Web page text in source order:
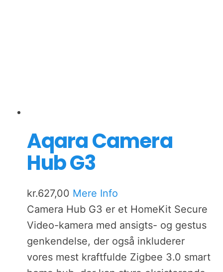
Aqara Camera
Hub G3
kr.627,00 Mere Info
Camera Hub G3 er et HomeKit Secure
Video-kamera med ansigts- og gestus
genkendelse, der også inkluderer
vores mest kraftfulde Zigbee 3.0 smart